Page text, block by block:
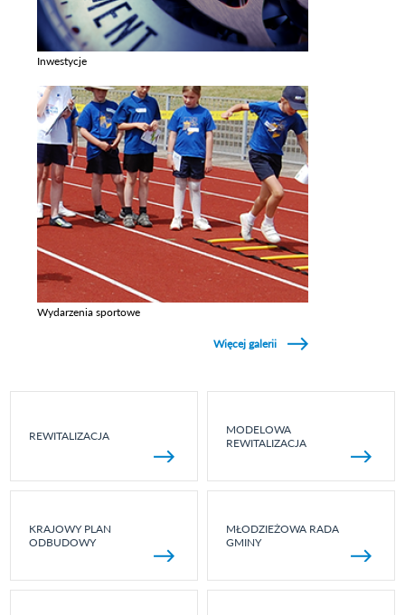
Inwestycje
Wydarzenia sportowe
Więcej galerii
REWITALIZACJA
MODELOWA
REWITALIZACJA
KRAJOWY PLAN
ODBUDOWY
MŁODZIEŻOWA RADA
GMINY